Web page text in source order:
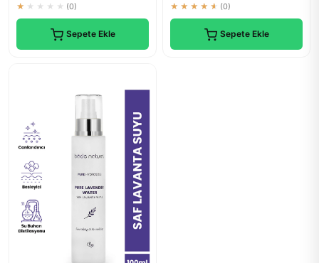
★★★★★ (0)
Sepete Ekle
★★★★★ (0)
Sepete Ekle